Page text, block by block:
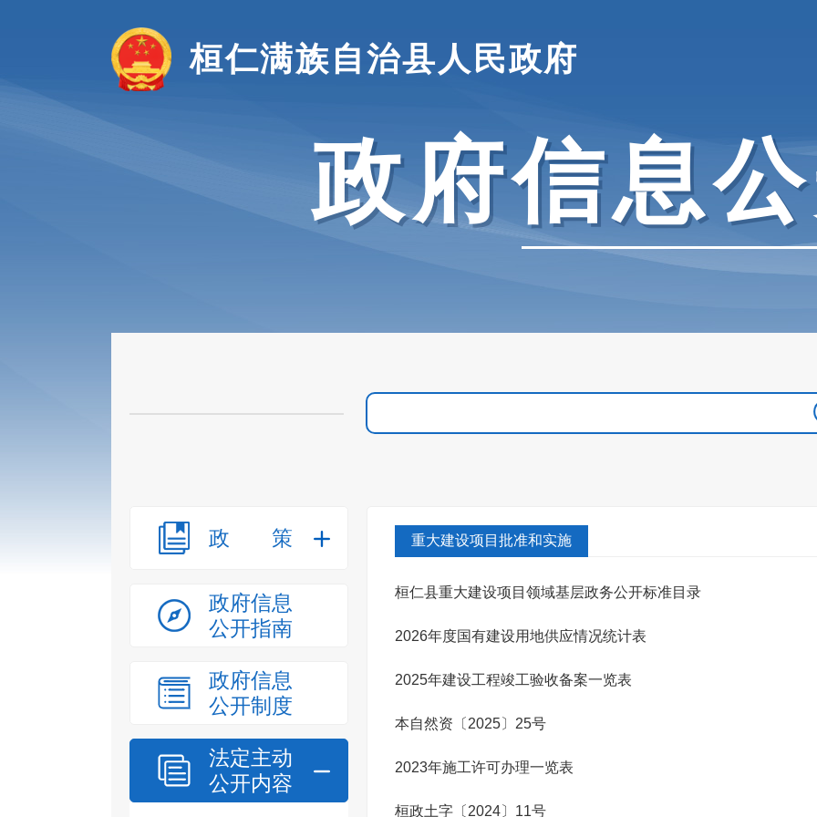
桓仁满族自治县人民政府
政府信息
政策
政府信息
公开指南
政府信息
公开制度
法定主动
公开内容
重大建设项目批准和实施
桓仁县重大建设项目领域基层政务公开标准目录
2026年度国有建设用地供应情况统计表
2025年建设工程竣工验收备案一览表
本自然资〔2025〕25号
2023年施工许可办理一览表
桓政土字〔2024〕11号